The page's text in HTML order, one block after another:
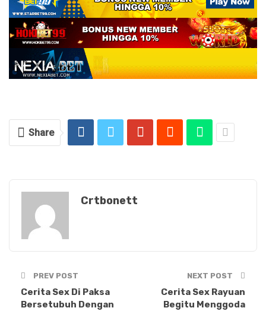
Share
Crtbonett
PREV POST
Cerita Sex Di Paksa
Bersetubuh Dengan
NEXT POST
Cerita Sex Rayuan
Begitu Menggoda